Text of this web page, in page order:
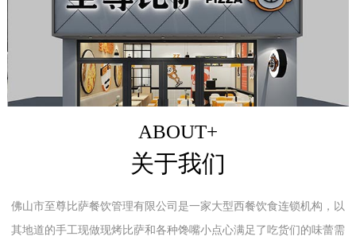
ABOUT+
关于我们
佛山市至尊比萨餐饮管理有限公司是一家大型西餐饮食连锁机构，以
其地道的手工现做现烤比萨和各种馋嘴小点心满足了吃货们的味蕾需